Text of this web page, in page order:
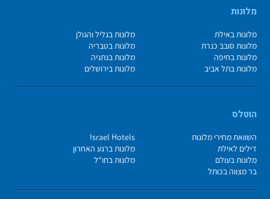
מלונות
מלונות באילת
מלונות בגליל והגולן
מלונות סובב כנרת
מלונות בטבריה
מלונות בחיפה
מלונות בנתניה
מלונות בתל אביב
מלונות בירושלים
הוטלס
השוואת מחירי מלונות
Israel Hotels
דילים לאילת
מלונות ברגע האחרון
מלונות בעולם
מלונות בחו"ל
בר מצווה בכותל